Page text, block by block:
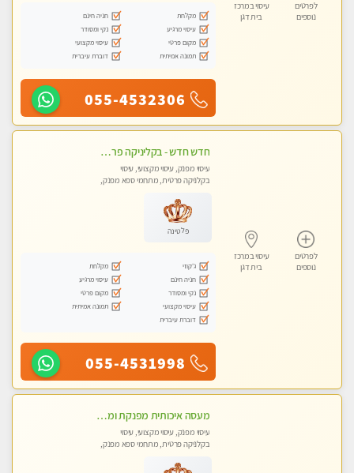
לפרטים
נוספים
עיסוי במרכז
בית דגן
מקלחת
חניה חינם
עיסוי מרגיע
נקי ומסודר
מקום פרטי
עיסוי מקצועי
תמונה אמיתית
דוברת עיברית
055-4532306
לפרטים
נוספים
עיסוי במרכז
בית דגן
חדש חדש - בקליניקה פרטית בבת ים עיסוי לחידוש אנרגיות עיסוי מקצועי מומלץ מאוד ללא מין !!
עיסוי מפנק, עיסוי מקצועי, עיסוי
בקלניקה פרטית, מתחמי ספא מפנק,
פלטינה
ג'קוזי
מקלחת
חניה חינם
עיסוי מרגיע
נקי ומסודר
מקום פרטי
עיסוי מקצועי
תמונה אמיתית
דוברת עיברית
055-4531998
מעסה איכותית מפנקת ומקצועית מאוד- בחולון
עיסוי מפנק, עיסוי מקצועי, עיסוי
בקלניקה פרטית, מתחמי ספא מפנק,